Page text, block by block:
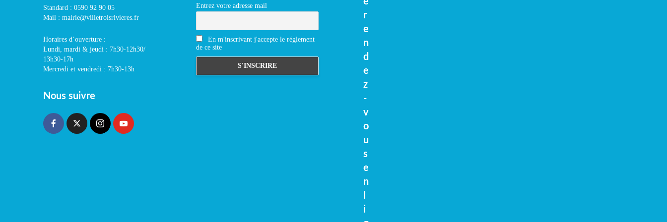
Standard : 0590 92 90 05
Mail : mairie@villetroisrivieres.fr
Horaires d’ouverture :
Lundi, mardi & jeudi : 7h30-12h30/
13h30-17h
Mercredi et vendredi : 7h30-13h
Nous suivre
Entrez votre adresse mail
En m'inscrivant j'accepte le réglement
de ce site
r
e
n
d
e
z
-
v
o
u
s
e
n
i